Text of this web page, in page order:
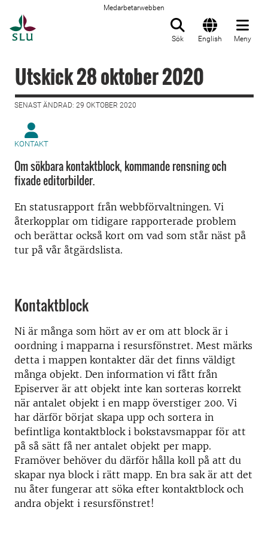
Medarbetarwebben
Sök English Meny
Utskick 28 oktober 2020
SENAST ÄNDRAD: 29 OKTOBER 2020
KONTAKT
Om sökbara kontaktblock, kommande rensning och
fixade editorbilder.
En statusrapport från webbförvaltningen. Vi
återkopplar om tidigare rapporterade problem
och berättar också kort om vad som står näst på
tur på vår åtgärdslista.
Kontaktblock
Ni är många som hört av er om att block är i
oordning i mapparna i resursfönstret. Mest märks
detta i mappen kontakter där det finns väldigt
många objekt. Den information vi fått från
Episerver är att objekt inte kan sorteras korrekt
när antalet objekt i en mapp överstiger 200. Vi
har därför börjat skapa upp och sortera in
befintliga kontaktblock i bokstavsmappar för att
på så sätt få ner antalet objekt per mapp.
Framöver behöver du därför hålla koll på att du
skapar nya block i rätt mapp. En bra sak är att det
nu åter fungerar att söka efter kontaktblock och
andra objekt i resursfönstret!